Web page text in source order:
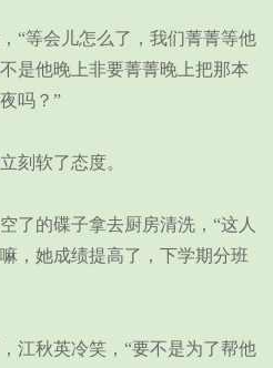
等会儿怎么了，我们菁菁等他
是他晚上非要菁菁晚上把那本
吗？”
软了态度。
的碟子拿去厨房清洗，“这人
，她成绩提高了，下学期分班
秋英冷笑，“要不是为了帮他